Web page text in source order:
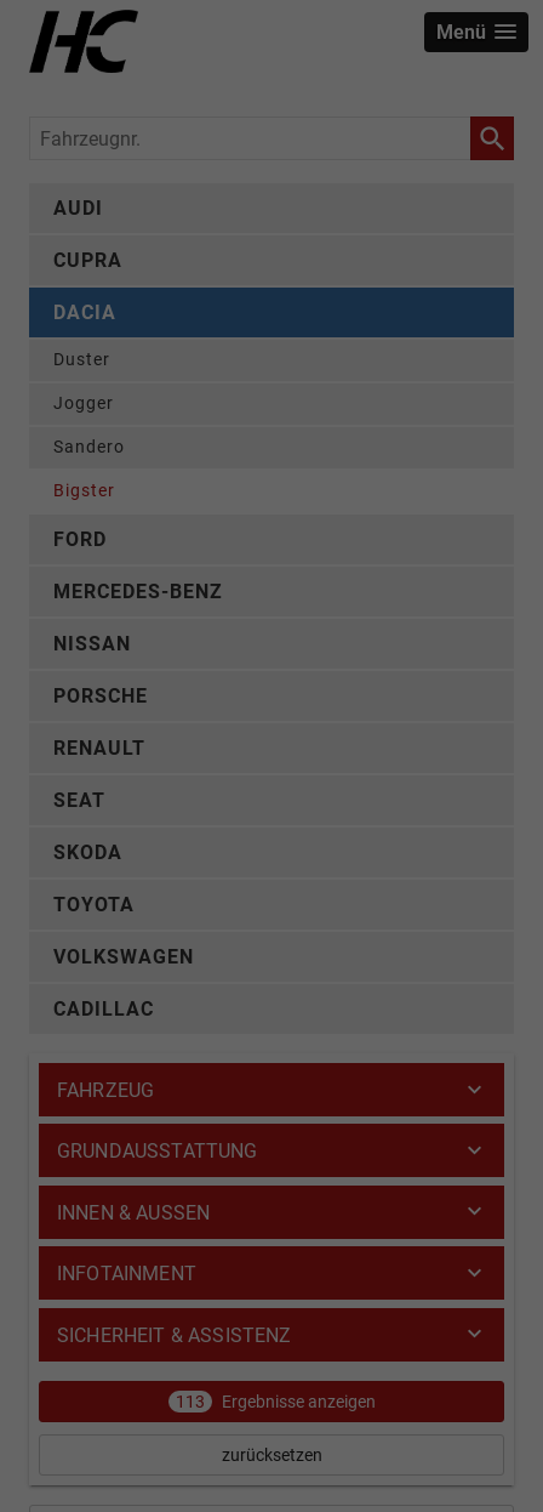
Menü
Fahrzeugnr.
AUDI
CUPRA
DACIA
Duster
Jogger
Sandero
Bigster
FORD
MERCEDES-BENZ
NISSAN
PORSCHE
RENAULT
SEAT
SKODA
TOYOTA
VOLKSWAGEN
CADILLAC
FAHRZEUG
GRUNDAUSSTATTUNG
INNEN & AUSSEN
INFOTAINMENT
SICHERHEIT & ASSISTENZ
113 Ergebnisse anzeigen
zurücksetzen